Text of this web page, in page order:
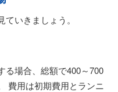
いきましょう。
る場合、総額で400～700
費用は初期費用とランニ